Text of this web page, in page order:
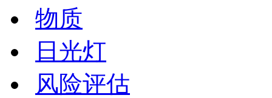
物质
日光灯
风险评估